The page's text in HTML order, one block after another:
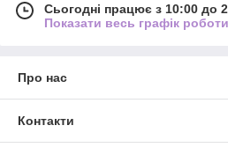
Сьогодні працює з 10:00 до
Показати весь графік роботи
Про нас
Контакти